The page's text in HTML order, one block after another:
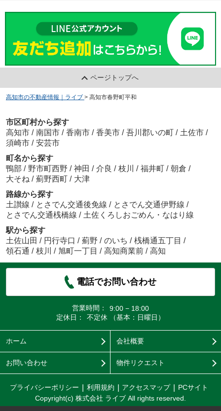
ページトップへ
高知市の不動産情報｜ライブ > 高知市春野町平和
市区町村から探す
高知市 / 南国市 / 香南市 / 香美市 / 吾川郡いの町 / 土佐市 /
須崎市 / 安芸市
町名から探す
鴨部 / 野市町西野 / 神田 / 介良 / 枝川 / 福井町 / 朝倉 /
大そね / 薊野西町 / 大津
路線から探す
土讃線 / とさでん交通後免線 / とさでん交通伊野線 /
とさでん交通桟橋線 / 土佐くろしおごめん・なはり線
駅から探す
土佐山田 / 円行寺口 / 薊野 / のいち / 桟橋通五丁目 /
領石通 / 枝川 / 旭町一丁目 / 高知商業前 / 高知
電話でお問い合わせ
営業時間：
9:00 − 18:00
定休日：
不定休 （基本：日曜日）
ホーム 会社概要
お問い合わせ 物件リクエスト
プライバシーポリシー 利用規約 アクセスマップ
PCサイト
Copyright(c) 株式会社 ライブ All rights reserved.